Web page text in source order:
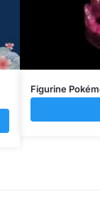
Figurine